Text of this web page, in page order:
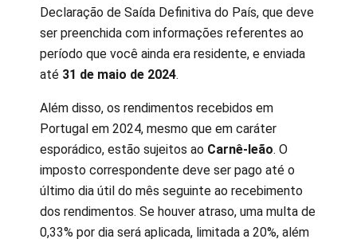
Declaração de Saída Definitiva do País, que deve
ser preenchida com informações referentes ao
período que você ainda era residente, e enviada
até 31 de maio de 2024.
Além disso, os rendimentos recebidos em
Portugal em 2024, mesmo que em caráter
esporádico, estão sujeitos ao Carnê-leão. O
imposto correspondente deve ser pago até o
último dia útil do mês seguinte ao recebimento
dos rendimentos. Se houver atraso, uma multa de
0,33% por dia será aplicada, limitada a 20%, além